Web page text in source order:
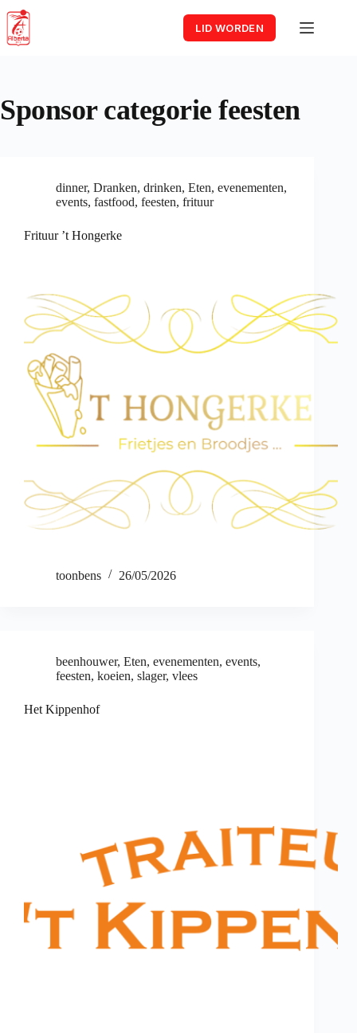
content
LID WORDEN
Sponsor categorie feesten
dinner, Dranken, drinken, Eten, evenementen,
events, fastfood, feesten, frituur
Frituur ’t Hongerke
toonbens 26/05/2026
beenhouwer, Eten, evenementen, events,
feesten, koeien, slager, vlees
Het Kippenhof